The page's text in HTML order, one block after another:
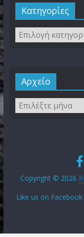
Kατηγορίες
Αρχείο
Copyright © 2026
Like us on